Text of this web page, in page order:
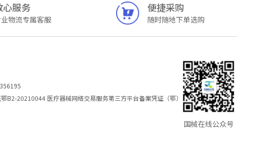
心服务
物流专属客服
便捷采购
随时随地下单选购
B2-20210044 医疗器械网络交易服务第三方平台备案凭证（鄂）
国械在线公众号